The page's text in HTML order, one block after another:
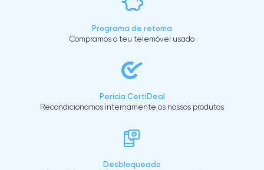
Programa de retoma
Compramos o teu telemóvel usado
Perícia CertiDeal
Recondicionamos internamente os nossos produtos
Desbloqueado